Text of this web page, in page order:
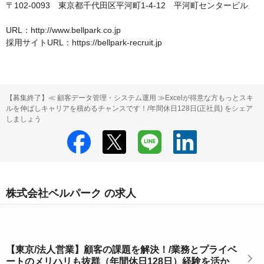
〒102-0093　東京都千代田区平河町1-4-12　平河町センタービル
URL：http://www.bellpark.co.jp
採用サイトURL：https://bellpark-recruit.jp
【募集終了】≪ 顧客データ管理・システム運用 ≫Excelが得意な方もっとスキ
ルを伸ばしキャリアを積めるチャンスです！/年間休日128日(正社員) をシェア
しましょう
株式会社ベルパーク の求人
【東京/法人営業】顧客の課題を解決！/業務とプライベ
ートのメリハリも抜群（年間休日128日）経験を活か